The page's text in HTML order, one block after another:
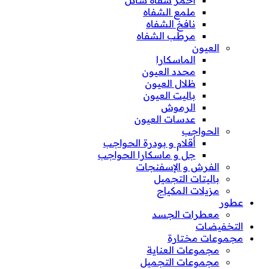
ملمع الشفاه
نافخ الشفاه
مرطب الشفاه
العيون
الماسكارا
محدد العيون
ظلال العيون
باليت العيون
الرموش
عدسات العيون
الحواجب
أقلام و بودرة الحواجب
جل و ماسكارا الحواجب
الفرش و الإسفنجات
باليتات التجميل
مزيلات المكياج
عطور
معطرات الجسد
التخفيضات
مجموعات مختارة
مجموعات العناية
مجموعات التجميل